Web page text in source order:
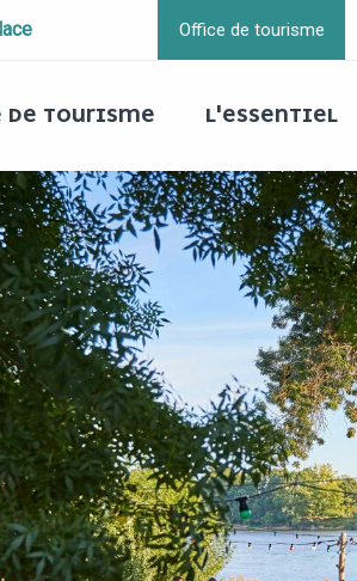
Office de tourisme
DE TOURISME L'ESSENTIEL